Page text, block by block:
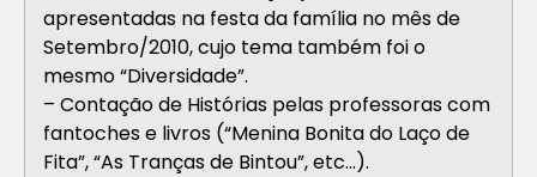
apresentadas na festa da família no mês de
Setembro/2010, cujo tema também foi o
mesmo “Diversidade”.
– Contação de Histórias pelas professoras com
fantoches e livros (“Menina Bonita do Laço de
Fita”, “As Tranças de Bintou”, etc…).